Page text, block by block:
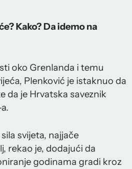
Kako? Da idemo na
oko Grenlanda i temu
Plenković je istaknuo da
da je Hrvatska saveznik
svijeta, najjače
rekao je, dodajući da
godinama gradi kroz